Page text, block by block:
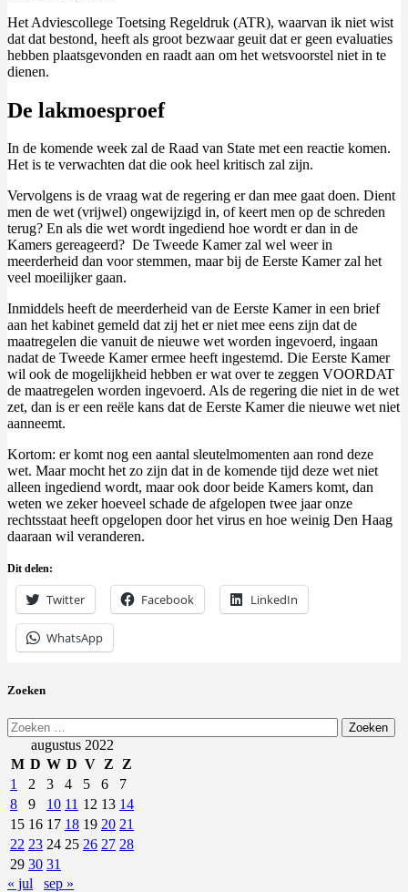
Het Adviescollege Toetsing Regeldruk (ATR), waarvan ik niet wist
dat dat bestond, heeft als groot bezwaar geuit dat er geen evaluaties
hebben plaatsgevonden en raadt aan om het wetsvoorstel niet in te
dienen.
De lakmoesproef
In de komende week zal de Raad van State met een reactie komen.
Het is te verwachten dat die ook heel kritisch zal zijn.
Vervolgens is de vraag wat de regering er dan mee gaat doen. Dient
men de wet (vrijwel) ongewijzigd in, of keert men op de schreden
terug? En als die wet wordt ingediend hoe wordt er dan in de
Kamers gereageerd? De Tweede Kamer zal wel weer in
meerderheid dan voor stemmen, maar bij de Eerste Kamer zal het
veel moeilijker gaan.
Inmiddels heeft de meerderheid van de Eerste Kamer in een brief
aan het kabinet gemeld dat zij het er niet mee eens zijn dat de
maatregelen die vanuit de nieuwe wet worden ingevoerd, ingaan
nadat de Tweede Kamer ermee heeft ingestemd. Die Eerste Kamer
wil ook de mogelijkheid hebben er wat over te zeggen VOORDAT
de maatregelen worden ingevoerd. Als de regering die niet in de wet
zet, dan is er een reële kans dat de Eerste Kamer die nieuwe wet niet
aanneemt.
Kortom: er komt nog een aantal sleutelmomenten aan rond deze
wet. Maar mocht het zo zijn dat in de komende tijd deze wet niet
alleen ingediend wordt, maar ook door beide Kamers komt, dan
weten we zeker hoeveel schade de afgelopen twee jaar onze
rechtsstaat heeft opgelopen door het virus en hoe weinig Den Haag
daaraan wil veranderen.
Dit delen:
Twitter Facebook LinkedIn
WhatsApp
Zoeken
Zoeken
naar:augustus 2022
M D W D V Z
Z
1
2 3 4 5 6
7
8
9 10 11 12 13 14
15 16 17 18 19 20 21
22 23 24 25 26 27 28
29 30 31
« jul
sep »